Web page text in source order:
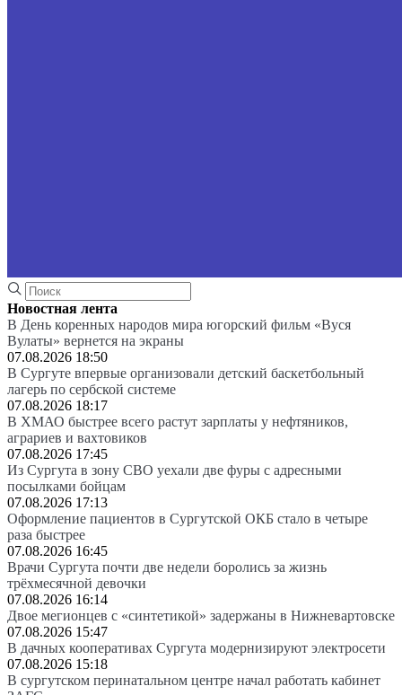
Новостная лента
В День коренных народов мира югорский фильм «Вуся
Вулаты» вернется на экраны
07.08.2026 18:50
В Сургуте впервые организовали детский баскетбольный
лагерь по сербской системе
07.08.2026 18:17
В ХМАО быстрее всего растут зарплаты у нефтяников,
аграриев и вахтовиков
07.08.2026 17:45
Из Сургута в зону СВО уехали две фуры с адресными
посылками бойцам
07.08.2026 17:13
Оформление пациентов в Сургутской ОКБ стало в четыре
раза быстрее
07.08.2026 16:45
Врачи Сургута почти две недели боролись за жизнь
трёхмесячной девочки
07.08.2026 16:14
Двое мегионцев с «синтетикой» задержаны в Нижневартовске
07.08.2026 15:47
В дачных кооперативах Сургута модернизируют электросети
07.08.2026 15:18
В сургутском перинатальном центре начал работать кабинет